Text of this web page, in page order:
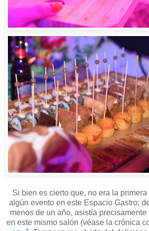
Si bien es cierto que, no era la
algún evento en este Espacio Gastro;
menos de un año, asistía
en este mismo salón (véase la crónica